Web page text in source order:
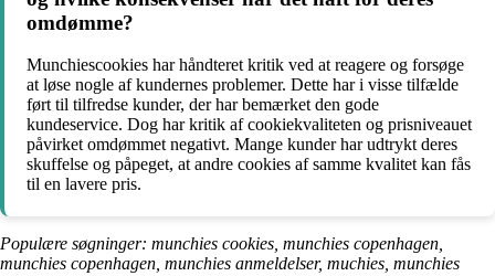
omdømme?
Munchiescookies har håndteret kritik ved at reagere og forsøge
at løse nogle af kundernes problemer. Dette har i visse tilfælde
ført til tilfredse kunder, der har bemærket den gode
kundeservice. Dog har kritik af cookiekvaliteten og prisniveauet
påvirket omdømmet negativt. Mange kunder har udtrykt deres
skuffelse og påpeget, at andre cookies af samme kvalitet kan fås
til en lavere pris.
Populære søgninger: munchies cookies, munchies copenhagen,
munchies copenhagen, munchies anmeldelser, muchies, munchies